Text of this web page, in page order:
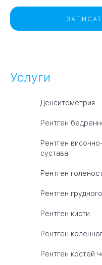
Услуги
Денситометрия
Рентген
Рентген
сустава
Рентген
Рентген
Рентген кисти
Рентген
Рентген костей